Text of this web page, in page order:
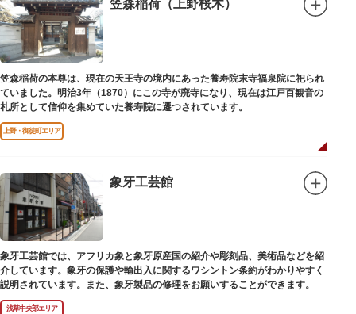
笠森稲荷（上野桜木）
笠森稲荷の本尊は、現在の天王寺の境内にあった養寿院末寺福泉院に祀られ
ていました。明治3年（1870）にこの寺が廃寺になり、現在は江戸百観音の
札所として信仰を集めていた養寿院に遷つされています。
上野・御徒町エリア
象牙工芸館
象牙工芸館では、アフリカ象と象牙原産国の紹介や彫刻品、美術品などを紹
介しています。象牙の保護や輸出入に関するワシントン条約がわかりやすく
説明されています。また、象牙製品の修理をお願いすることができます。
浅草中央部エリア